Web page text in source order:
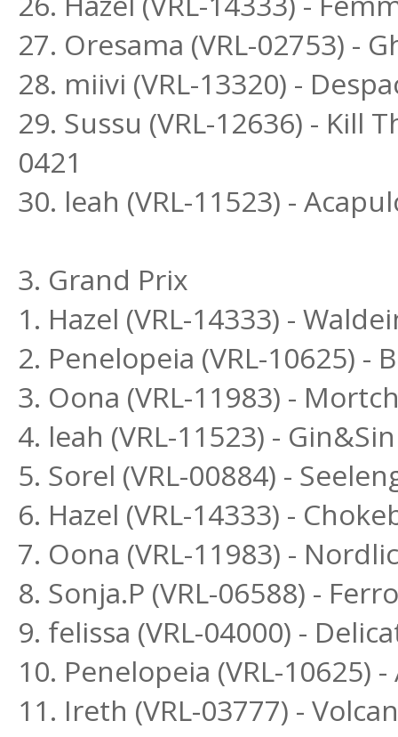
27. Oresama (VRL-02753) -
28. miivi (VRL-13320) -
29. Sussu (VRL-12636) - Kill
0421
30. leah (VRL-11523) -
3. Grand Prix
1. Hazel (VRL-14333) -
2. Penelopeia (VRL-10625) -
3. Oona (VRL-11983) -
4. leah (VRL-11523) -
5. Sorel (VRL-00884) -
6. Hazel (VRL-14333) -
7. Oona (VRL-11983) -
8. Sonja.P (VRL-06588) -
9. felissa (VRL-04000) -
10. Penelopeia (VRL-10625)
11. Ireth (VRL-03777) -